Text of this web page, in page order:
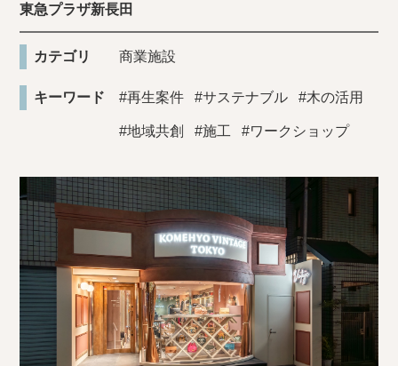
東急プラザ新長田
カテゴリ 商業施設
キーワード #再生案件 #サステナブル #木の活用
#地域共創 #施工 #ワークショップ